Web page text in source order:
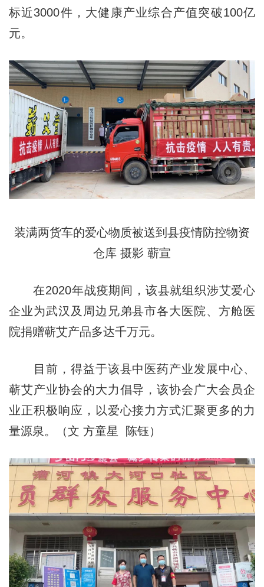
标近3000件，大健康产业综合产值突破100亿
元。
装满两货车的爱心物质被送到县疫情防控物资
仓库 摄影 蕲宣
在2020年战疫期间，该县就组织涉艾爱心
企业为武汉及周边兄弟县市各大医院、方舱医
院捐赠蕲艾产品多达千万元。
目前，得益于该县中医药产业发展中心、
蕲艾产业协会的大力倡导，该协会广大会员企
业正积极响应，以爱心接力方式汇聚更多的力
量源泉。（文 方童星 陈钰）